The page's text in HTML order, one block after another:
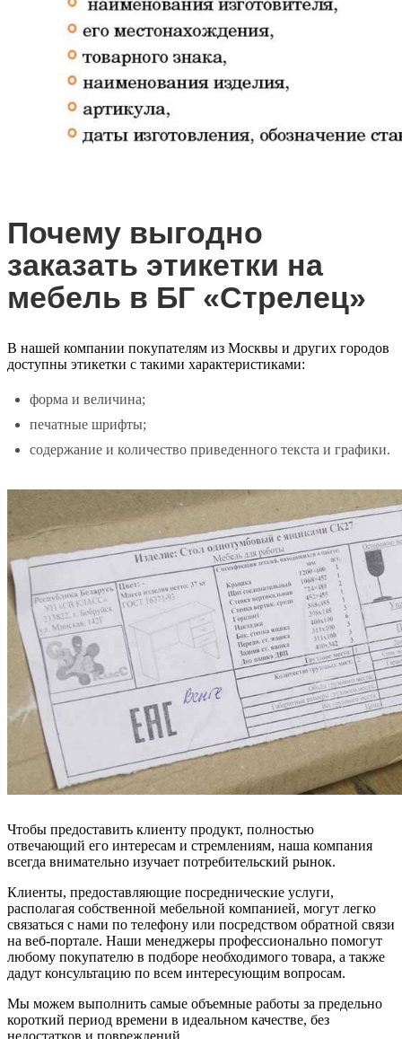
Почему выгодно
заказать этикетки на
мебель в БГ «Стрелец»
В нашей компании покупателям из Москвы и других городов
доступны этикетки с такими характеристиками:
форма и величина;
печатные шрифты;
содержание и количество приведенного текста и графики.
Чтобы предоставить клиенту продукт, полностью
отвечающий его интересам и стремлениям, наша компания
всегда внимательно изучает потребительский рынок.
Клиенты, предоставляющие посреднические услуги,
располагая собственной мебельной компанией, могут легко
связаться с нами по телефону или посредством обратной связи
на веб-портале. Наши менеджеры профессионально помогут
любому покупателю в подборе необходимого товара, а также
дадут консультацию по всем интересующим вопросам.
Мы можем выполнить самые объемные работы за предельно
короткий период времени в идеальном качестве, без
недостатков и повреждений.